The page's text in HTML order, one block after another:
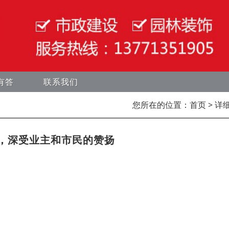
答 联系我们
您所在的位置： 首页> 详
深受业主和市民的赞扬